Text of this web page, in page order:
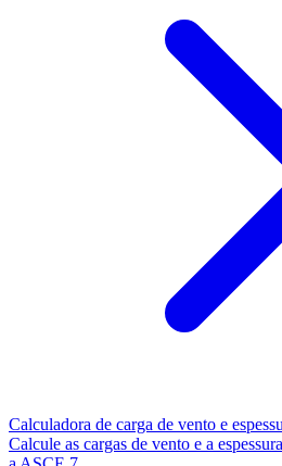
Calculadora de carga de vento e
Calcule as cargas de vento e a